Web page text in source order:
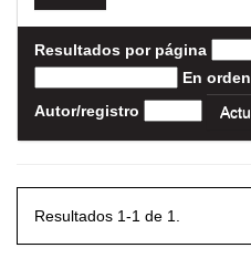
Resultados por página
En orden
Autor/registro
Resultados 1-1 de 1.